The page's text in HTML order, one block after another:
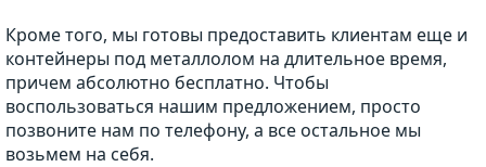
Кроме того, мы готовы предоставить клиентам еще и
контейнеры под металлолом на длительное время,
причем абсолютно бесплатно. Чтобы
воспользоваться нашим предложением, просто
позвоните нам по телефону, а все остальное мы
возьмем на себя.